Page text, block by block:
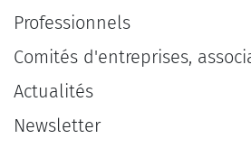
Professionnels
Comités d'entreprises,
Actualités
Newsletter